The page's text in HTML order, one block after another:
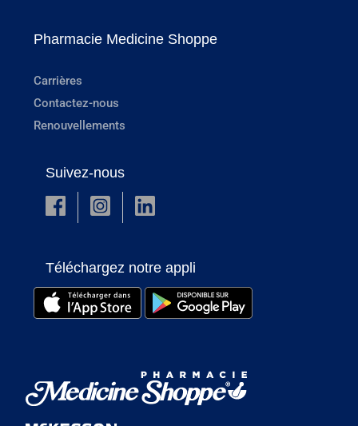
Pharmacie Medicine Shoppe
Carrières
Contactez-nous
Renouvellements
Suivez-nous
Téléchargez notre appli